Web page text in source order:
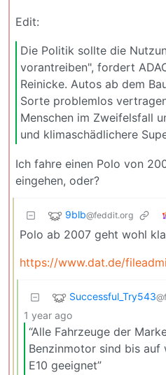
Edit:
Die Politik sollte die
vorantreiben", fordert
Reinicke. Autos ab dem
Sorte problemlos
Menschen im Zweifelsfall
und klimaschädlichere
Ich fahre einen Polo von
eingehen, oder?
9blb@feddit.org
Polo ab 2007 geht wohl
Successful_Try543
1 year ago
“Alle Fahrzeuge der
Benzinmotor sind bis auf
E10 geeignet”